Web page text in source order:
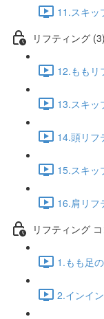
11.スキッ
リフティング (3)
12.ももリ
13.スキッ
14.頭リフ
15.スキッ
16.肩リフ
リフティング
1.もも足
2.インイ